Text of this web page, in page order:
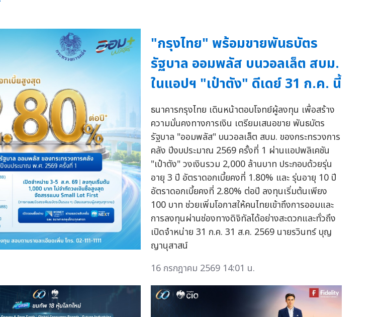
"กรุงไทย" พร้อมขายพันธบัตร
รัฐบาล ออมพลัส บนวอลเล็ต สบม.
ในแอปฯ "เป๋าตัง" ดีเดย์ 31 ก.ค. นี้
ธนาคารกรุงไทย เดินหน้าตอบโจทย์ผู้ลงทุน เพื่อสร้าง
ความมั่นคงทางการเงิน เตรียมเสนอขาย พันธบัตร
รัฐบาล "ออมพลัส" บนวอลเล็ต สบม. ของกระทรวงการ
คลัง ปีงบประมาณ 2569 ครั้งที่ 1 ผ่านแอปพลิเคชัน
"เป๋าตัง" วงเงินรวม 2,000 ล้านบาท ประกอบด้วยรุ่น
อายุ 3 ปี อัตราดอกเบี้ยคงที่ 1.80% และ รุ่นอายุ 10 ปี
อัตราดอกเบี้ยคงที่ 2.80% ต่อปี ลงทุนเริ่มต้นเพียง
100 บาท ช่วยเพิ่มโอกาสให้คนไทยเข้าถึงการออมและ
การลงทุนผ่านช่องทางดิจิทัลได้อย่างสะดวกและทั่วถึง
เปิดจำหน่าย 31 ก.ค. 31 ส.ค. 2569 นายรวินทร์ บุญ
ญานุสาสน์
16 กรกฎาคม 2569 14:01 น.